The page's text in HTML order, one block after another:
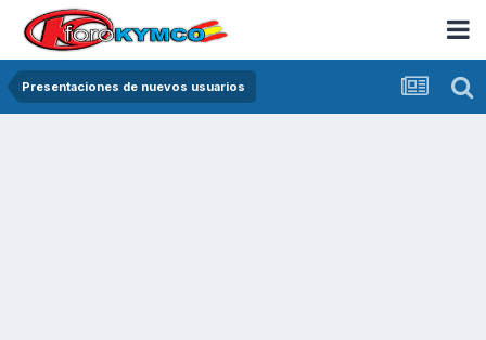
Presentaciones de nuevos usuarios